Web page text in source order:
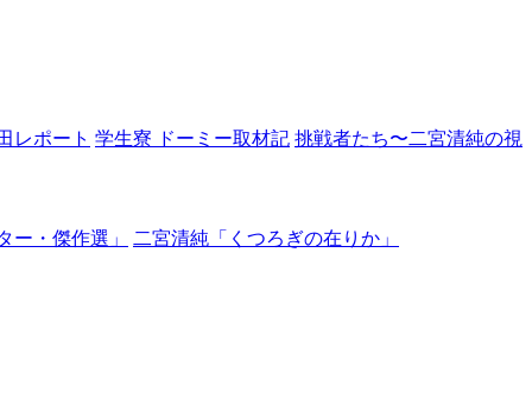
レポート 学生寮 ドーミー取材記 挑戦者たち〜二宮清純の視
ー・傑作選」 二宮清純「くつろぎの在りか」